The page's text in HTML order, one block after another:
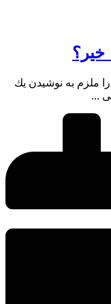
خیر؟
ملزم به نوشیدن یك
...